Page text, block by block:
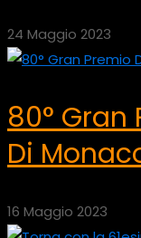
24 Maggio 2023
80° Gran
Di
16 Maggio 2023